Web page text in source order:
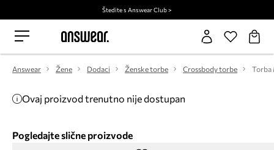
Štedite s Answear Club >
Answear Žene Dodaci Ženske torbe Crossbody torbe Torba
Ovaj proizvod trenutno nije dostupan
Pogledajte slične proizvode